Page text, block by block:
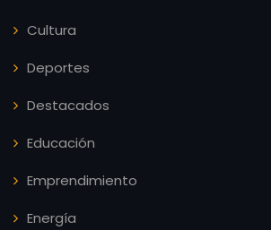
Cultura
Deportes
Destacados
Educación
Emprendimiento
Energía